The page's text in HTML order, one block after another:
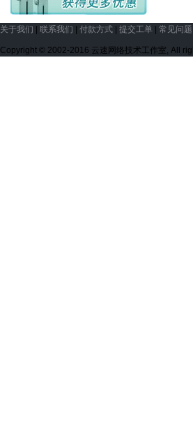
关于我们 联系我们 付款方式 提交工单 常见问题
Copyright © 2002-2016 云速网络技术工作室, All